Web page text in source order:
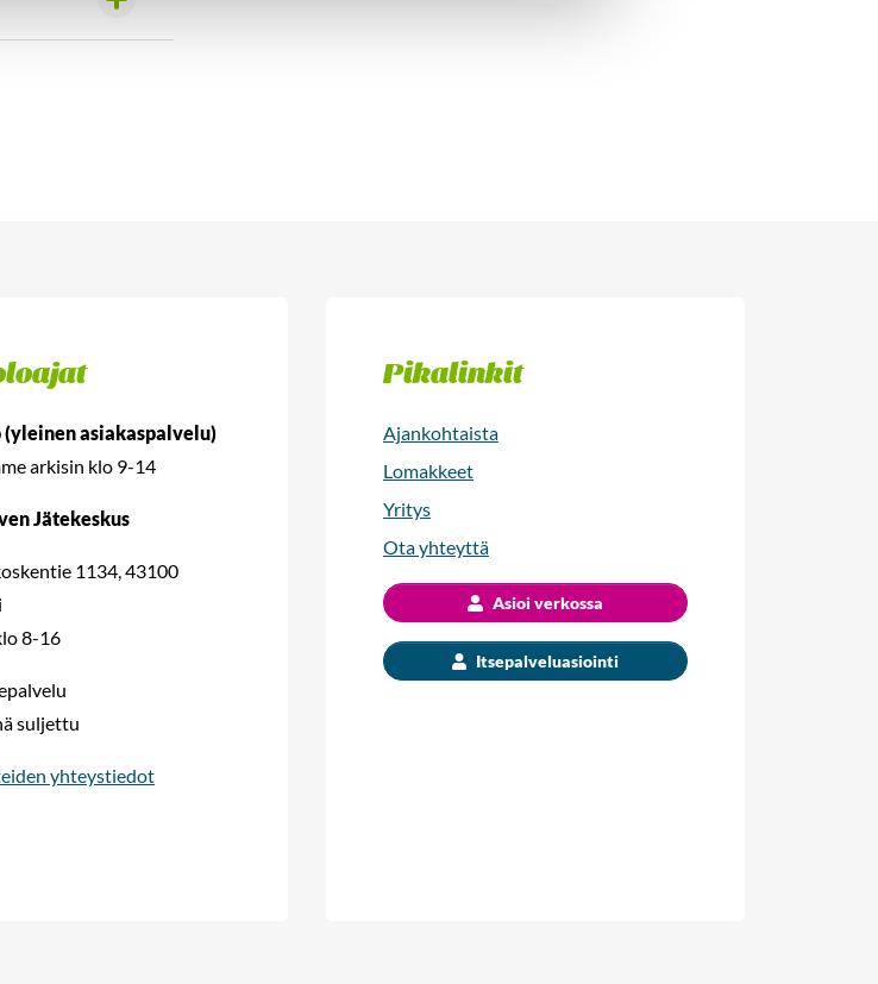
(yleinen asiakaspalvelu)
arkisin klo 9-14
Jätekeskus
1134, 43100
8-16
suljettu
yhteystiedot
Pikalinkit
Ajankohtaista
Lomakkeet
Yritys
Ota yhteyttä
Asioi verkossa
Itsepalveluasiointi